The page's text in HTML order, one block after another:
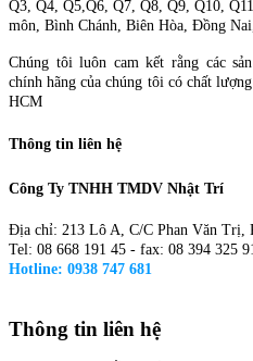
Q3, Q4, Q5,Q6, Q7, Q8, Q9, Q10,
môn, Bình Chánh, Biên Hòa, Đồng
Chúng tôi luôn cam kết rằng các
chính hãng của chúng tôi có chất
HCM
Thông tin liên hệ
Công Ty TNHH TMDV Nhật Trí
Địa chỉ: 213 Lô A, C/C Phan Văn Trị,
Tel: 08 668 191 45 - fax: 08 394 325 91
Hotline: 0938 747 681
Thông tin liên hệ